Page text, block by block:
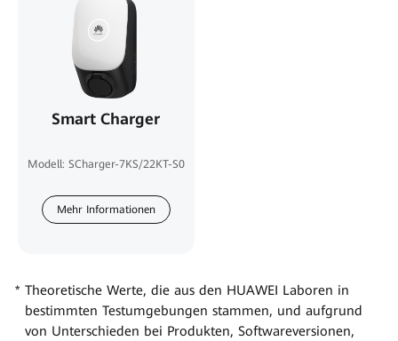
Smart Charger
Modell: SCharger-7KS/22KT-S0
Mehr Informationen
Theoretische Werte, die aus den HUAWEI Laboren in
bestimmten Testumgebungen stammen, und aufgrund
von Unterschieden bei Produkten, Softwareversionen,